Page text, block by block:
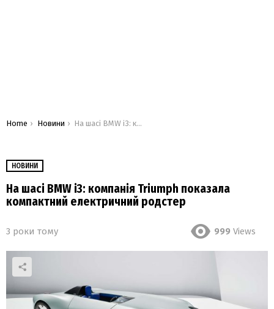
You are here:
Home Новини На шасі BMW i3: компанія Triumph показала компактний електричний родстер
НОВИНИ
На шасі BMW i3: компанія Triumph показала
компактний електричний родстер
3 роки тому 999 Views